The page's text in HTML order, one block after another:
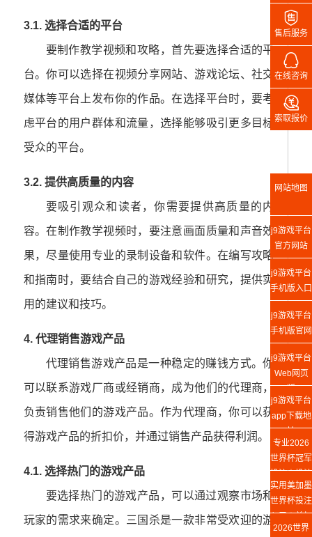
3.1. 选择合适的平台
要制作教学视频和攻略，首先要选择合适的平
台。你可以选择在视频分享网站、游戏论坛、社交
媒体等平台上发布你的作品。在选择平台时，要考
虑平台的用户群体和流量，选择能够吸引更多目标
受众的平台。
3.2. 提供高质量的内容
要吸引观众和读者，你需要提供高质量的内
容。在制作教学视频时，要注意画面质量和声音效
果，尽量使用专业的录制设备和软件。在编写攻略
和指南时，要结合自己的游戏经验和研究，提供实
用的建议和技巧。
4. 代理销售游戏产品
代理销售游戏产品是一种稳定的赚钱方式。你
可以联系游戏厂商或经销商，成为他们的代理商，
负责销售他们的游戏产品。作为代理商，你可以获
得游戏产品的折扣价，并通过销售产品获得利润。
4.1. 选择热门的游戏产品
要选择热门的游戏产品，可以通过观察市场和
玩家的需求来确定。三国杀是一款非常受欢迎的游

售后服务

在线咨询

索取报价
网站地图
j9游戏平台
官方网站
j9游戏平台
手机版入口
j9游戏平台
手机版官网
j9游戏平台
Web网页
版
j9游戏平台
app下载地
址
专业2026
世界杯冠军
投注｜投注
平台推荐
实用美加墨
世界杯投注
入口★美加
墨世界杯买
2026世界